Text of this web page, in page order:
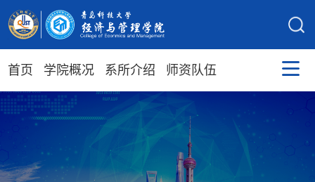
首页 学院概况 系所介绍 师资队伍